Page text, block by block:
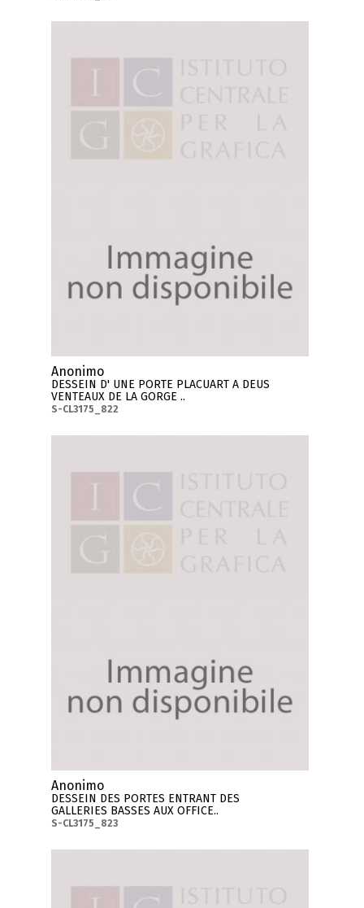
Anonimo
DESSEIN D' UNE PORTE PLACUART A DEUS
VENTEAUX DE LA GORGE ..
S-CL3175_822
Anonimo
DESSEIN DES PORTES ENTRANT DES
GALLERIES BASSES AUX OFFICE..
S-CL3175_823